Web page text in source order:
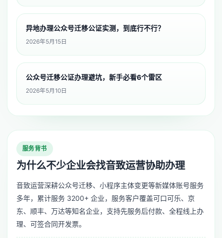
异地办理公众号迁移公证实测，到底行不行？
2026年5月15日
公众号迁移公证办理避坑，新手必看6个雷区
2026年5月10日
服务背书
为什么不少企业会找音致运营协助办理
音致运营深耕公众号迁移、小程序主体变更等新媒体账号服务
多年，累计服务 3200+ 企业，服务客户覆盖可口可乐、京
东、顺丰、万达等知名企业，支持先服务后付款、全程线上办
理、可签合同开发票。